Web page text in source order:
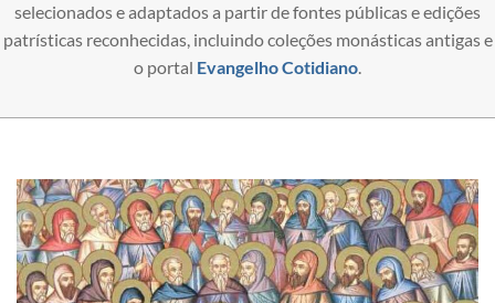
selecionados e adaptados a partir de fontes públicas e edições
patrísticas reconhecidas, incluindo coleções monásticas antigas e
o portal Evangelho Cotidiano.